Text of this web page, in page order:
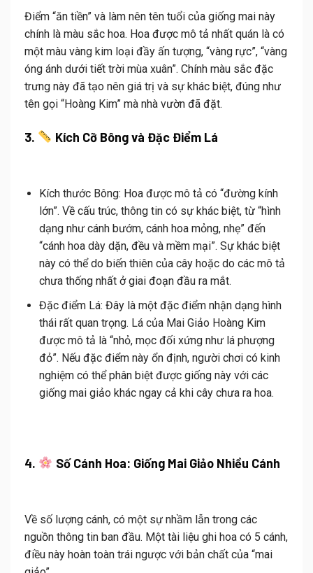
Điểm “ăn tiền” và làm nên tên tuổi của giống mai này
chính là màu sắc hoa. Hoa được mô tả nhất quán là có
một màu vàng kim loại đầy ấn tượng, “vàng rực”, “vàng
óng ánh dưới tiết trời mùa xuân”. Chính màu sắc đặc
trưng này đã tạo nên giá trị và sự khác biệt, đúng như
tên gọi “Hoàng Kim” mà nhà vườn đã đặt.
3. Kích Cỡ Bông và Đặc Điểm Lá
Kích thước Bông: Hoa được mô tả có “đường kính
lớn”. Về cấu trúc, thông tin có sự khác biệt, từ “hình
dạng như cánh bướm, cánh hoa mỏng, nhẹ” đến
“cánh hoa dày dặn, đều và mềm mại”. Sự khác biệt
này có thể do biến thiên của cây hoặc do các mô tả
chưa thống nhất ở giai đoạn đầu ra mắt.
Đặc điểm Lá: Đây là một đặc điểm nhận dạng hình
thái rất quan trọng. Lá của Mai Giảo Hoàng Kim
được mô tả là “nhỏ, mọc đối xứng như lá phượng
đỏ”. Nếu đặc điểm này ổn định, người chơi có kinh
nghiệm có thể phân biệt được giống này với các
giống mai giảo khác ngay cả khi cây chưa ra hoa.
4. Số Cánh Hoa: Giống Mai Giảo Nhiều Cánh
Về số lượng cánh, có một sự nhầm lẫn trong các
nguồn thông tin ban đầu. Một tài liệu ghi hoa có 5 cánh,
điều này hoàn toàn trái ngược với bản chất của “mai